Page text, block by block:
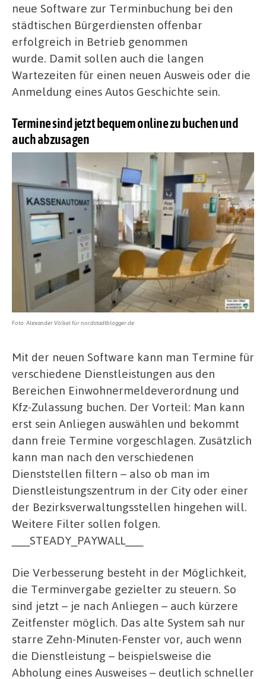
neue Software zur Terminbuchung bei den
städtischen Bürgerdiensten offenbar
erfolgreich in Betrieb genommen
wurde. Damit sollen auch die langen
Wartezeiten für einen neuen Ausweis oder die
Anmeldung eines Autos Geschichte sein.
Termine sind jetzt bequem online zu buchen und
auch abzusagen
Foto: Alexander Völkel für nordstadtblogger.de
Mit der neuen Software kann man Termine für
verschiedene Dienstleistungen aus den
Bereichen Einwohnermeldeverordnung und
Kfz-Zulassung buchen. Der Vorteil: Man kann
erst sein Anliegen auswählen und bekommt
dann freie Termine vorgeschlagen. Zusätzlich
kann man nach den verschiedenen
Dienststellen filtern – also ob man im
Dienstleistungszentrum in der City oder einer
der Bezirksverwaltungsstellen hingehen will.
Weitere Filter sollen folgen.
___STEADY_PAYWALL___
Die Verbesserung besteht in der Möglichkeit,
die Terminvergabe gezielter zu steuern. So
sind jetzt – je nach Anliegen – auch kürzere
Zeitfenster möglich. Das alte System sah nur
starre Zehn-Minuten-Fenster vor, auch wenn
die Dienstleistung – beispielsweise die
Abholung eines Ausweises – deutlich schneller